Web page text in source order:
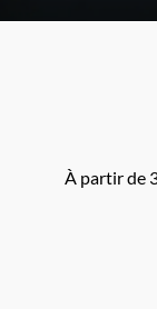
À partir de